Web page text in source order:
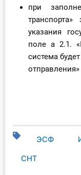
при
указания
поле а 2.1.
система
ЭСФ
СНТ